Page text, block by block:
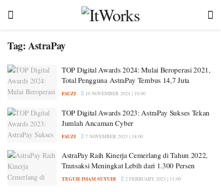
Tag: AstraPay
TOP Digital Awards 2024: Mulai Beroperasi 2021,
Total Pengguna AstraPay Tembus 14,7 Juta
FAUZI 10 NOVEMBER 2024 | 10:00
TOP Digital Awards 2023: AstraPay Sukses Tekan
Jumlah Ancaman Cyber
FAUZI 7 NOVEMBER 2023 | 18:00
AstraPay Raih Kinerja Cemerlang di Tahun 2022,
Transaksi Meningkat Lebih dari 1.300 Persen
TEGUH IMAM SUYUDI 2 FEBRUARY 2023 | 11:00